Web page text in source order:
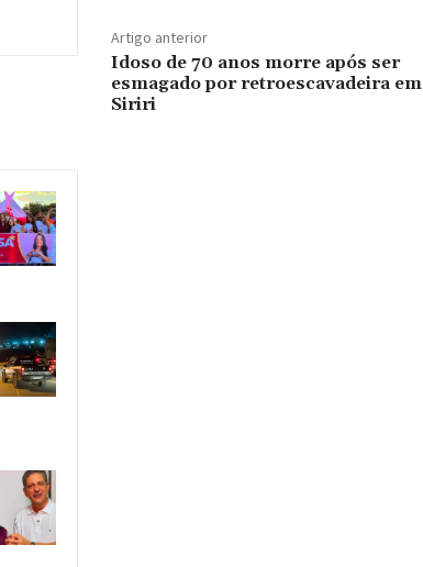
Artigo anterior
Idoso de 70 anos morre após ser
esmagado por retroescavadeira em
Siriri